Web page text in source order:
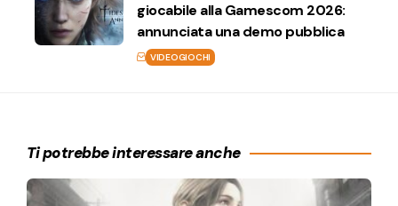
giocabile alla Gamescom 2026:
annunciata una demo pubblica
VIDEOGIOCHI
Ti potrebbe interessare anche